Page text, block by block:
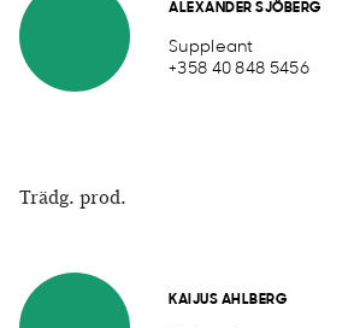
ALEXANDER SJÖBERG
Suppleant
+358 40 848 5456
Trädg. prod.
KAIJUS AHLBERG